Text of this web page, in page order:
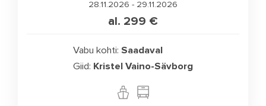
28.11.2026 - 29.11.2026
al. 299 €
Vabu kohti: Saadaval
Giid: Kristel Vaino-Sävborg